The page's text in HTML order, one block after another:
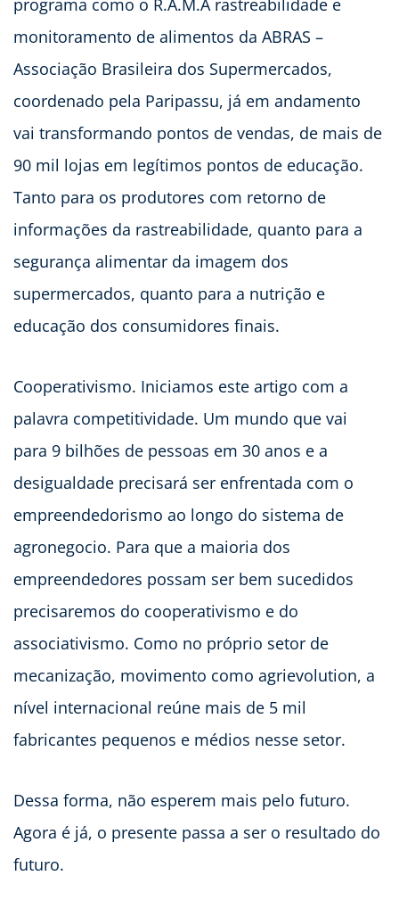
programa como o R.A.M.A rastreabilidade e
monitoramento de alimentos da ABRAS –
Associação Brasileira dos Supermercados,
coordenado pela Paripassu, já em andamento
vai transformando pontos de vendas, de mais de
90 mil lojas em legítimos pontos de educação.
Tanto para os produtores com retorno de
informações da rastreabilidade, quanto para a
segurança alimentar da imagem dos
supermercados, quanto para a nutrição e
educação dos consumidores finais.
Cooperativismo. Iniciamos este artigo com a
palavra competitividade. Um mundo que vai
para 9 bilhões de pessoas em 30 anos e a
desigualdade precisará ser enfrentada com o
empreendedorismo ao longo do sistema de
agronegocio. Para que a maioria dos
empreendedores possam ser bem sucedidos
precisaremos do cooperativismo e do
associativismo. Como no próprio setor de
mecanização, movimento como agrievolution, a
nível internacional reúne mais de 5 mil
fabricantes pequenos e médios nesse setor.
Dessa forma, não esperem mais pelo futuro.
Agora é já, o presente passa a ser o resultado do
futuro.